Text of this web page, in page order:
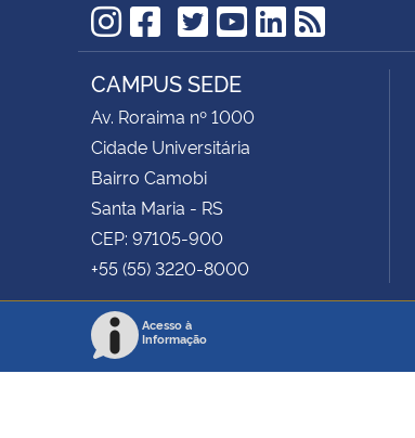
Instagram
Facebook
TikTok
Twitter
YouTube
LinkedIn
RSS
CAMPUS SEDE
Av. Roraima nº 1000
Cidade Universitária
Bairro Camobi
Santa Maria - RS
CEP: 97105-900
+55 (55) 3220-8000
Acesso à
Informação